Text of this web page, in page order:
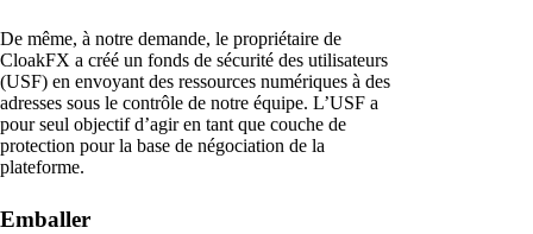
De même, à notre demande, le propriétaire de
CloakFX a créé un fonds de sécurité des utilisateurs
(USF) en envoyant des ressources numériques à des
adresses sous le contrôle de notre équipe. L’USF a
pour seul objectif d’agir en tant que couche de
protection pour la base de négociation de la
plateforme.
Emballer